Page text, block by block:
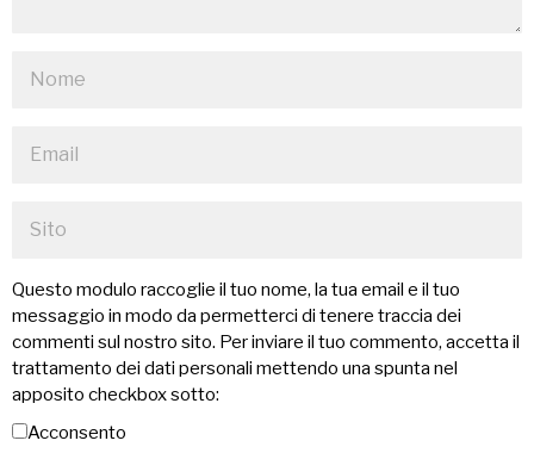
Questo modulo raccoglie il tuo nome, la tua email e il tuo
messaggio in modo da permetterci di tenere traccia dei
commenti sul nostro sito. Per inviare il tuo commento, accetta il
trattamento dei dati personali mettendo una spunta nel
apposito checkbox sotto:
Acconsento